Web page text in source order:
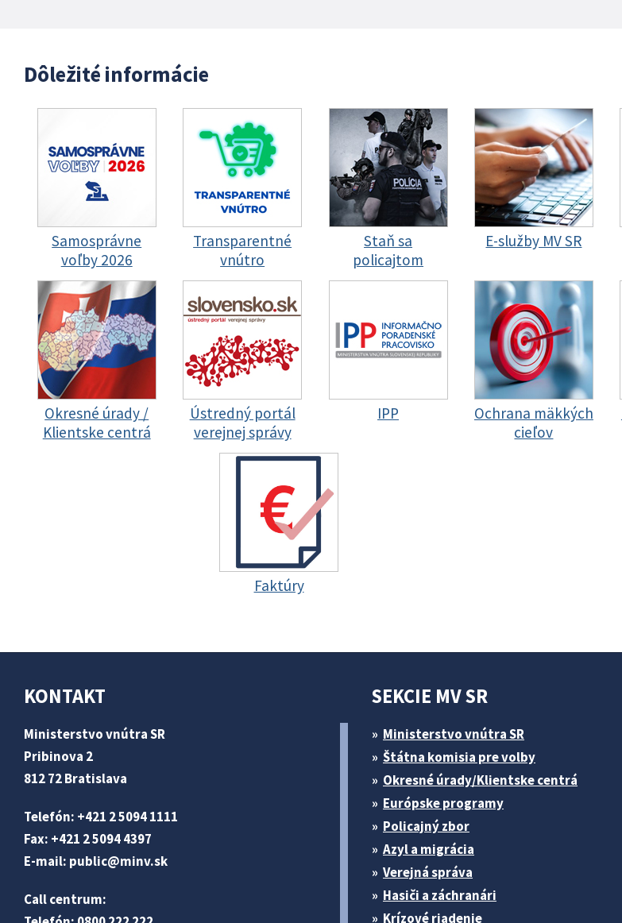
Dôležité informácie
Samosprávne
voľby 2026
Transparentné
vnútro
Staň sa
policajtom
E-služby MV SR
Okresné úrady /
Klientske centrá
Ústredný portál
verejnej správy
IPP
Ochrana mäkkých
cieľov
Faktúry
KONTAKT
Ministerstvo vnútra SR
Pribinova 2
812 72 Bratislava
Telefón: +421 2 5094 1111
Fax: +421 2 5094 4397
E-mail: public@minv.sk
Call centrum:
SEKCIE MV SR
Ministerstvo vnútra SR
Štátna komisia pre volby
Okresné úrady/Klientske centrá
Európske programy
Policajný zbor
Azyl a migrácia
Verejná správa
Hasiči a záchranári
Krízové riadenie